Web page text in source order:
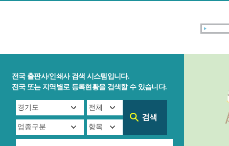
전국 출판사/인쇄사 검색 시스템입니다.
전국 또는 지역별로 등록현황을 검색할 수 있습니다.